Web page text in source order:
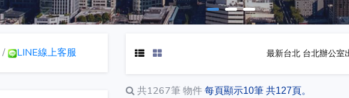
/ LINE線上客服 最新台北 台北辦公室
共1267筆 物件 每頁顯示10筆 共127頁。